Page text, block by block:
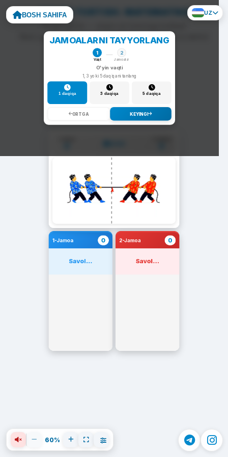
BOSH SAHIFA UZ
ARQON TORTISH: MATEMATIKA
To'g'ri javob — arqon siz tomonga tortiladi.
Noto'g'ri javob — arqon raqib tomonga siljiydi va darhol
yangi savol chiqadi.
JAMOALARNI TAYYORLANG
1
Vaqt
2
Jamoalar
O'yin vaqti
1, 3 yoki 5 daqiqani tanlang
1 daqiqa 3 daqiqa 5 daqiqa
ORTGA KEYINGI
1-Jamoa 0
Savol...
2-Jamoa 0
Savol...
60%